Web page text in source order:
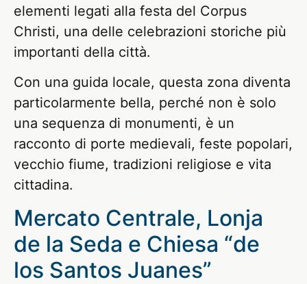
elementi legati alla festa del Corpus
Christi, una delle celebrazioni storiche più
importanti della città.
Con una guida locale, questa zona diventa
particolarmente bella, perché non è solo
una sequenza di monumenti, è un
racconto di porte medievali, feste popolari,
vecchio fiume, tradizioni religiose e vita
cittadina.
Mercato Centrale, Lonja
de la Seda e Chiesa “de
los Santos Juanes”